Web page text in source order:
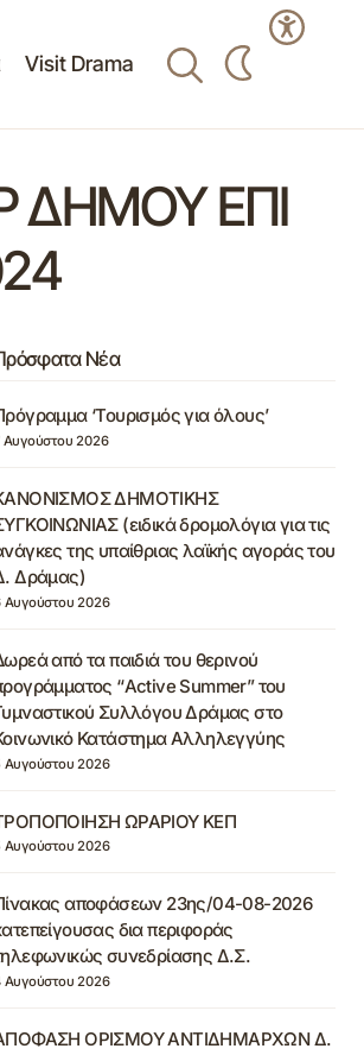
Visit Drama
ΔΗΜΟΥ ΕΠΙ
Νέα
‘Τουρισμός για όλους’
Αυγούστου 2026
ΔΗΜΟΤΙΚΗΣ
(ειδικά δρομολόγια για τις
της υπαίθριας λαϊκής αγοράς του
Δράμας)
Αυγούστου 2026
από τα παιδιά του θερινού
“Active Summer” του
Συλλόγου Δράμας στο
Κατάστημα Αλληλεγγύης
Αυγούστου 2026
ΩΡΑΡΙΟΥ ΚΕΠ
Αυγούστου 2026
αποφάσεων 23ης/04-08-2026
δια περιφοράς
συνεδρίασης Δ.Σ.
Αυγούστου 2026
ΟΡΙΣΜΟΥ ΑΝΤΙΔΗΜΑΡΧΩΝ Δ.